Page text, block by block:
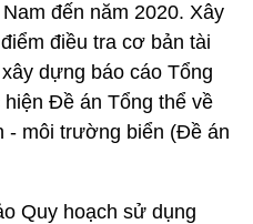
đến năm 2020. Xây
điều tra cơ bản tài
dựng báo cáo Tổng
Đề án Tổng thể về
- môi trường biển (Đề án
Quy hoạch sử dụng